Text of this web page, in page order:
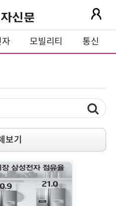
자 모빌리티 통신
보기